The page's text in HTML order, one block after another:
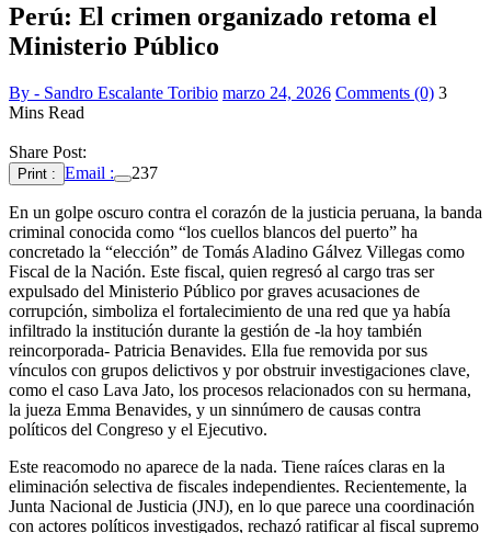
Perú: El crimen organizado retoma el
Ministerio Público
By - Sandro Escalante Toribio marzo 24, 2026 Comments (0) 3
Mins Read
Share Post:
Print : Email : 237
En un golpe oscuro contra el corazón de la justicia peruana, la banda
criminal conocida como “los cuellos blancos del puerto” ha
concretado la “elección” de Tomás Aladino Gálvez Villegas como
Fiscal de la Nación. Este fiscal, quien regresó al cargo tras ser
expulsado del Ministerio Público por graves acusaciones de
corrupción, simboliza el fortalecimiento de una red que ya había
infiltrado la institución durante la gestión de -la hoy también
reincorporada- Patricia Benavides. Ella fue removida por sus
vínculos con grupos delictivos y por obstruir investigaciones clave,
como el caso Lava Jato, los procesos relacionados con su hermana,
la jueza Emma Benavides, y un sinnúmero de causas contra
políticos del Congreso y el Ejecutivo.
Este reacomodo no aparece de la nada. Tiene raíces claras en la
eliminación selectiva de fiscales independientes. Recientemente, la
Junta Nacional de Justicia (JNJ), en lo que parece una coordinación
con actores políticos investigados, rechazó ratificar al fiscal supremo